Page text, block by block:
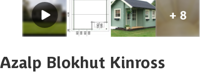
Azalp Blokhut Kinross